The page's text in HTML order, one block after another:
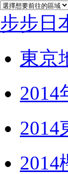
步步日
東京
2014
2014
2014